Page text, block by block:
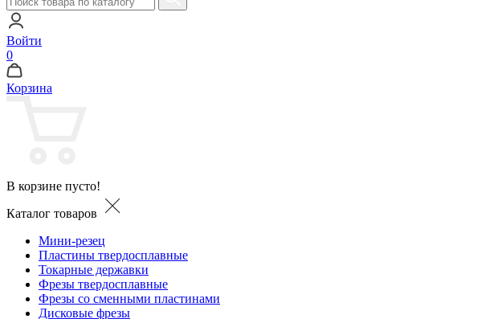
Войти
0
Корзина
В корзине пусто!
Каталог товаров
Мини-резец
Пластины твердосплавные
Токарные державки
Фрезы твердосплавные
Фрезы со сменными пластинами
Дисковые фрезы